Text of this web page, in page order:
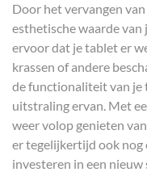
Door het vervangen
esthetische waarde van
ervoor dat je tablet er
krassen of andere
de functionaliteit van je
uitstraling ervan. Met
weer volop genieten
er tegelijkertijd ook
investeren in een